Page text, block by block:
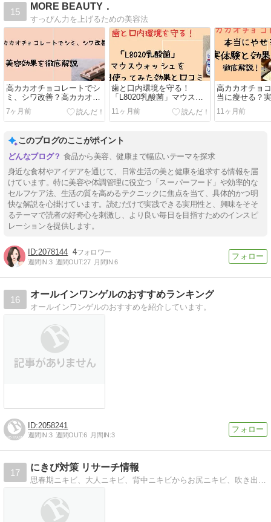
15
MORE BEAUTY．
すっぴん力を上げるための美容法
高カカオチョコレートでシ
ミ、シワ改善？高カカオチ
ョコレートの美容効果を徹
底解説
7ヶ月前
歯と口内環境を守る！
「L8020乳酸菌」マウスウ
ォッシュを1ヶ月使ってみ
た効果と口コミ
11ヶ月前
高カカオチョ
当に瘦せる？
を徹底解説！！
11ヶ月前
このブログのここがポイント
食品から美容、健康まで幅広いテーマを探求
身近な食材やアイデアを通じて、日常生活の美と健康を追求する情報を届
けています。特に美容や体調管理に役立つ「スーパーフード」や効率的な
セルフケア法、生活の質を高めるテクニックに焦点を当て、具体的かつ明
快な解説を心掛けています。読むだけで実践できる実用性と、興味をそそ
るテーマで読者の好奇心を刺激し、より良い毎日を目指すためのインスピ
レーションを提供します。
2078144 4
週間IN:3 週間OUT:27 月間IN:6
16
オールインワンゲルのおすすめランキング
オールインワンゲルのおすすめを紹介しています。
2058241
週間IN:3 週間OUT:6 月間IN:3
17
にきび対策 リサーチ情報